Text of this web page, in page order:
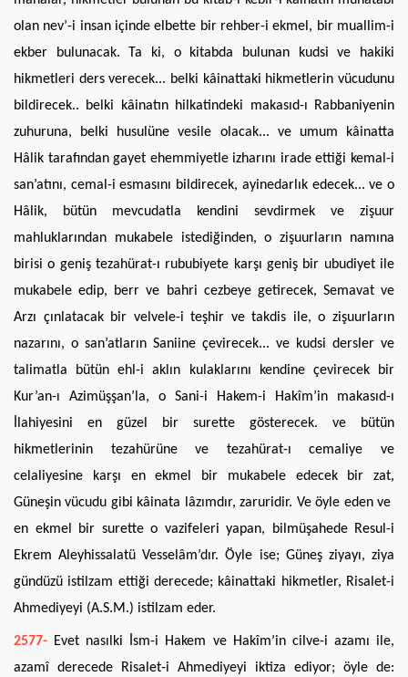
olan nev’-i insan içinde elbette bir rehber-i ekmel, bir muallim-i
ekber bulunacak. Ta ki, o kitabda bulunan kudsi ve hakiki
hikmetleri ders verecek... belki kâinattaki hikmetlerin vücudunu
bildirecek.. belki kâinatın hilkatindeki makasıd-ı Rabbaniyenin
zuhuruna, belki husulüne vesile olacak... ve umum kâinatta
Hâlik tarafından gayet ehemmiyetle izharını irade ettiği kemal-i
san’atını, cemal-i esmasını bildirecek, ayinedarlık edecek... ve o
Hâlik, bütün mevcudatla kendini sevdirmek ve zişuur
mahluklarından mukabele istediğinden, o zişuurların namına
birisi o geniş tezahürat-ı rububiyete karşı geniş bir ubudiyet ile
mukabele edip, berr ve bahri cezbeye getirecek, Semavat ve
Arzı çınlatacak bir velvele-i teşhir ve takdis ile, o zişuurların
nazarını, o san’atların Saniine çevirecek... ve kudsi dersler ve
talimatla bütün ehl-i aklın kulaklarını kendine çevirecek bir
Kur’an-ı Azimüşşan’la, o Sani-i Hakem-i Hakîm’in makasıd-ı
İlahiyesini en güzel bir surette gösterecek. ve bütün
hikmetlerinin tezahürüne ve tezahürat-ı cemaliye ve
celaliyesine karşı en ekmel bir mukabele edecek bir zat,
Güneşin vücudu gibi kâinata lâzımdır, zaruridir. Ve öyle eden ve
en ekmel bir surette o vazifeleri yapan, bilmüşahede Resul-i
Ekrem Aleyhissalatü Vesselâm’dır. Öyle ise; Güneş ziyayı, ziya
gündüzü istilzam ettiği derecede; kâinattaki hikmetler, Risalet-i
Ahmediyeyi (A.S.M.) istilzam eder.
2577- Evet nasılki İsm-i Hakem ve Hakîm’in cilve-i azamı ile,
azamî derecede Risalet-i Ahmediyeyi iktiza ediyor; öyle de: